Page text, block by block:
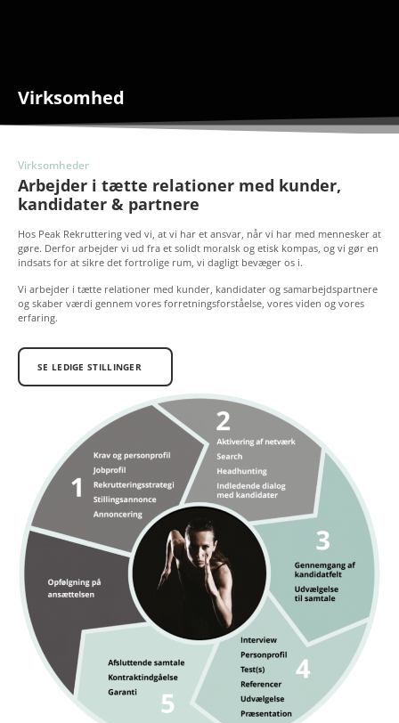
Virksomhed
Virksomheder
Arbejder i tætte relationer med kunder,
kandidater & partnere
Hos Peak Rekruttering ved vi, at vi har et ansvar, når vi har med mennesker at
gøre. Derfor arbejder vi ud fra et solidt moralsk og etisk kompas, og vi gør en
indsats for at sikre det fortrolige rum, vi dagligt bevæger os i.
Vi arbejder i tætte relationer med kunder, kandidater og samarbejdspartnere
og skaber værdi gennem vores forretningsforståelse, vores viden og vores
erfaring.
SE LEDIGE STILLINGER